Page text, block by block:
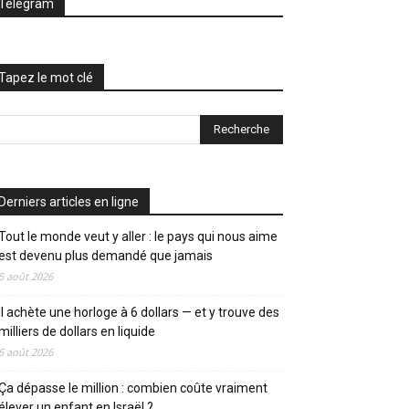
le mot clé
articles en ligne
le monde veut y aller : le pays qui nous aime
devenu plus demandé que jamais
août 2026
achète une horloge à 6 dollars — et y trouve des
de dollars en liquide
août 2026
dépasse le million : combien coûte vraiment